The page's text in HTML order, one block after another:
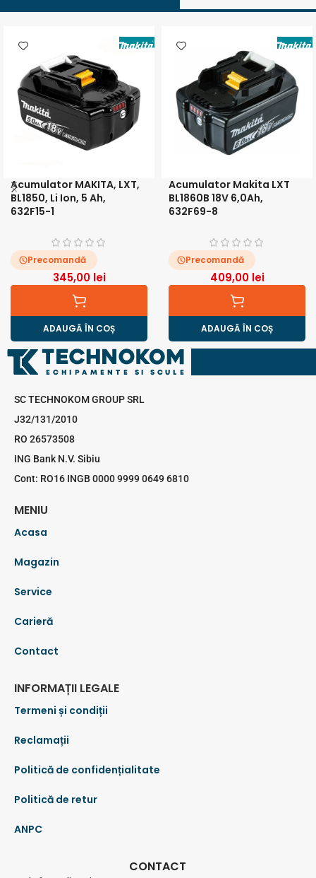
Acumulator MAKITA, LXT,
BL1850, Li Ion, 5 Ah,
632F15-1
Precomandă
345,00 lei
ADAUGĂ ÎN COȘ
Acumulator Makita LXT
BL1860B 18V 6,0Ah,
632F69-8
Precomandă
409,00 lei
ADAUGĂ ÎN COȘ
SC TECHNOKOM GROUP SRL
J32/131/2010
RO 26573508
ING Bank N.V. Sibiu
Cont: RO16 INGB 0000 9999 0649 6810
MENIU
Acasa
Magazin
Service
Carieră
Contact
INFORMAȚII LEGALE
Termeni și condiții
Reclamații
Politică de confidențialitate
Politică de retur
ANPC
CONTACT